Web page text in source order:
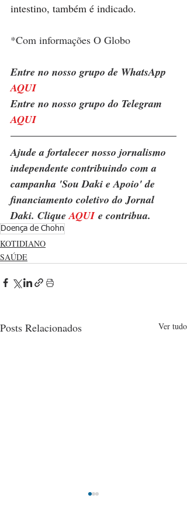
intestino, também é indicado.
*Com informações O Globo
Entre no nosso grupo de WhatsApp
AQUI
Entre no nosso grupo do Telegram
AQUI
Ajude a fortalecer nosso jornalismo
independente contribuindo com a
campanha 'Sou Daki e Apoio' de
financiamento coletivo do Jornal
Daki. Clique AQUI e contribua.
Doença de Chohn
KOTIDIANO
SAÚDE
Posts Relacionados Ver tudo